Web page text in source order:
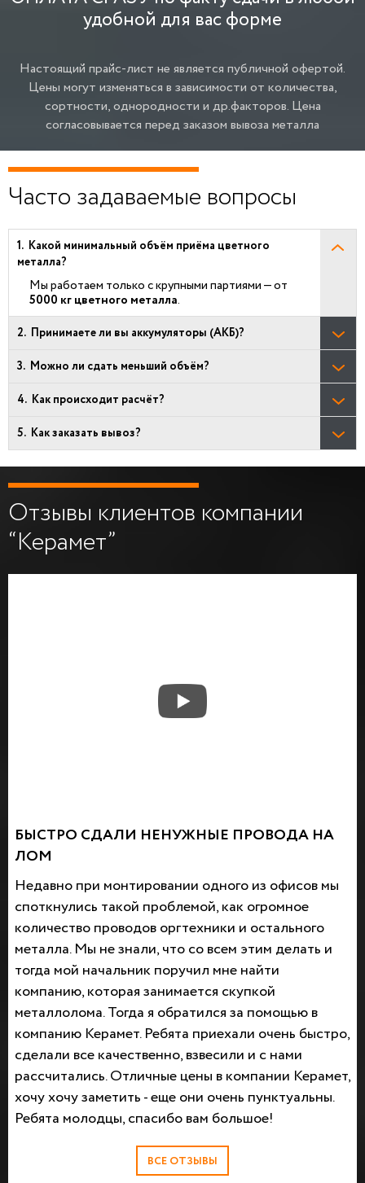
удобной для вас форме
Настоящий прайс-лист не является публичной офертой.
Цены могут изменяться в зависимости от количества,
сортности, однородности и др.факторов. Цена
согласовывается перед заказом вывоза металла
Часто задаваемые вопросы
Какой минимальный объём приёма цветного
металла?
Мы работаем только с крупными партиями — от
5000 кг цветного металла.
Принимаете ли вы аккумуляторы (АКБ)?
Можно ли сдать меньший объём?
Как происходит расчёт?
Как заказать вывоз?
Отзывы клиентов компании
“Керамет”
БЫСТРО СДАЛИ НЕНУЖНЫЕ ПРОВОДА НА
ЛОМ
Недавно при монтировании одного из офисов мы
споткнулись такой проблемой, как огромное
количество проводов оргтехники и остального
металла. Мы не знали, что со всем этим делать и
тогда мой начальник поручил мне найти
компанию, которая занимается скупкой
металлолома. Тогда я обратился за помощью в
компанию Керамет. Ребята приехали очень быстро,
сделали все качественно, взвесили и с нами
рассчитались. Отличные цены в компании Керамет,
хочу хочу заметить - еще они очень пунктуальны.
Ребята молодцы, спасибо вам большое!
ВСЕ ОТЗЫВЫ